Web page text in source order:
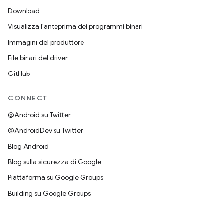
Download
Visualizza l'anteprima dei programmi binari
Immagini del produttore
File binari del driver
GitHub
CONNECT
@Android su Twitter
@AndroidDev su Twitter
Blog Android
Blog sulla sicurezza di Google
Piattaforma su Google Groups
Building su Google Groups